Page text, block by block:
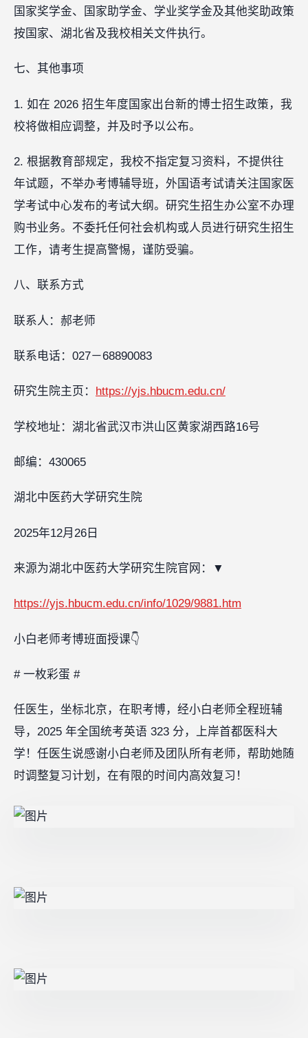
国家奖学金、国家助学金、学业奖学金及其他奖助政策
按国家、湖北省及我校相关文件执行。
七、其他事项
1. 如在 2026 招生年度国家出台新的博士招生政策，我
校将做相应调整，并及时予以公布。
2. 根据教育部规定，我校不指定复习资料，不提供往
年试题，不举办考博辅导班，外国语考试请关注国家医
学考试中心发布的考试大纲。研究生招生办公室不办理
购书业务。不委托任何社会机构或人员进行研究生招生
工作，请考生提高警惕，谨防受骗。
八、联系方式
联系人：郝老师
联系电话：027－68890083
研究生院主页： https://yjs.hbucm.edu.cn/
学校地址：湖北省武汉市洪山区黄家湖西路16号
邮编：430065
湖北中医药大学研究生院
2025年12月26日
来源为湖北中医药大学研究生院官网： ▼
https://yjs.hbucm.edu.cn/info/1029/9881.htm
小白老师考博班面授课👇
# 一枚彩蛋 #
任医生，坐标北京，在职考博，经小白老师全程班辅
导，2025 年全国统考英语 323 分，上岸首都医科大
学！任医生说感谢小白老师及团队所有老师，帮助她随
时调整复习计划，在有限的时间内高效复习！